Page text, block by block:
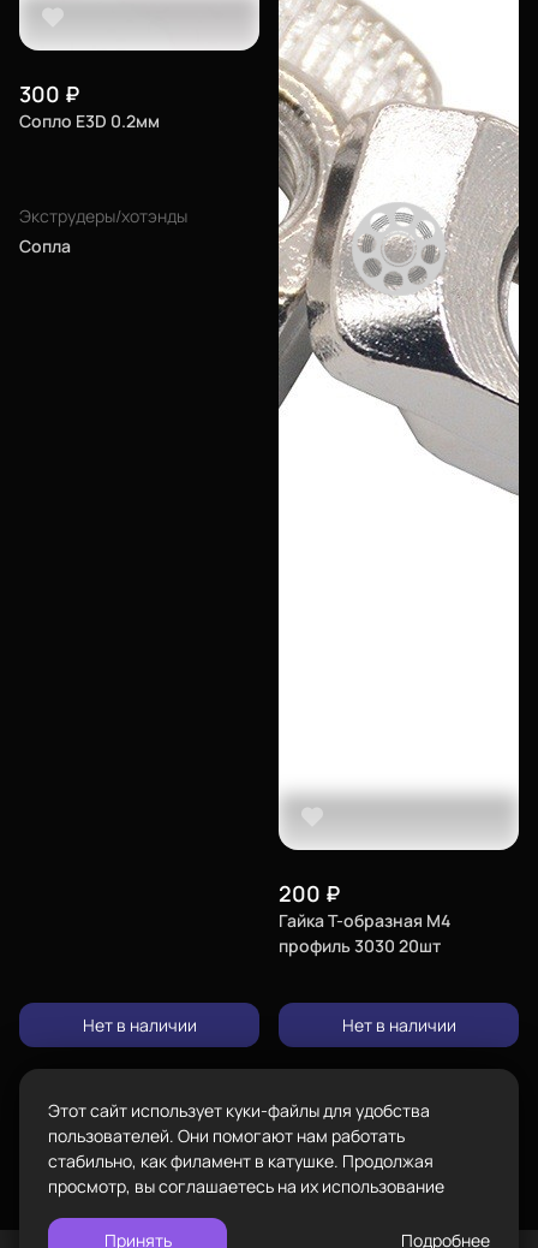
300 ₽
Сопло E3D 0.2мм
Экструдеры/хотэнды
Сопла
Нет в наличии
200 ₽
Гайка Т-образная М4
профиль 3030 20шт
Нет в наличии
Пластик BestFilament
Сопутствующие товары
Подарочные сертификаты
маршрут
Задать вопрос
Политика конфиденциальности
Этот сайт использует куки-файлы для удобства
пользователей. Они помогают нам работать
стабильно, как филамент в катушке. Продолжая
просмотр, вы соглашаетесь на их использование
Принять Подробнее